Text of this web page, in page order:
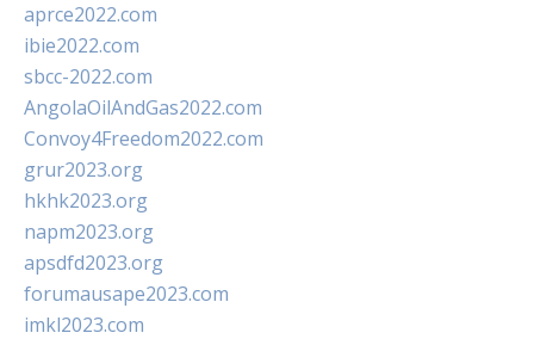
aprce2022.com
ibie2022.com
sbcc-2022.com
AngolaOilAndGas2022.com
Convoy4Freedom2022.com
grur2023.org
hkhk2023.org
napm2023.org
apsdfd2023.org
forumausape2023.com
imkl2023.com